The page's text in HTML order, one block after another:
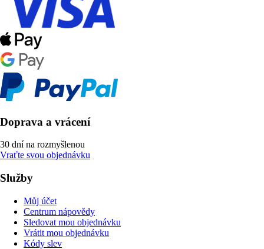
Doprava a vrácení
30 dní na rozmyšlenou
Vraťte svou objednávku
Služby
Můj účet
Centrum nápovědy
Sledovat mou objednávku
Vrátit mou objednávku
Kódy slev